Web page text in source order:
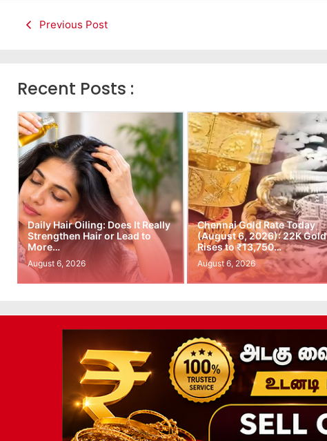
Previous Post
Recent Posts :
Daily Hair Oiling: Does It Really
Strengthen Hair or Lead to
More…
August 6, 2026
Chennai Gold Rate Today
(August 6, 2026): 22K Gold
Rises to ₹13,750…
August 6, 2026